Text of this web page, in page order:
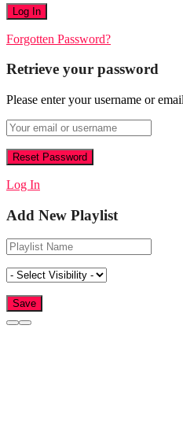
Forgotten Password?
Retrieve your password
Please enter your username or
Log In
Add New Playlist